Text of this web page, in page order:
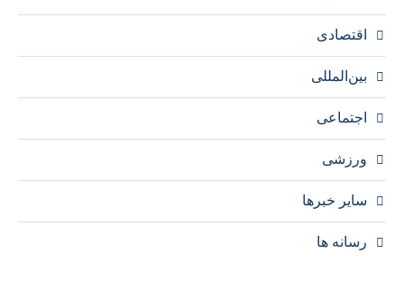
اقتصادی
بین‌المللی
اجتماعی
ورزشی
سایر خبرها
رسانه ها